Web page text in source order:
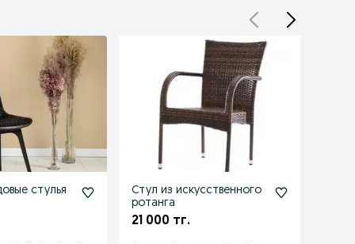
стулья
Стул из искусственного
ротанга
21 000 тг.